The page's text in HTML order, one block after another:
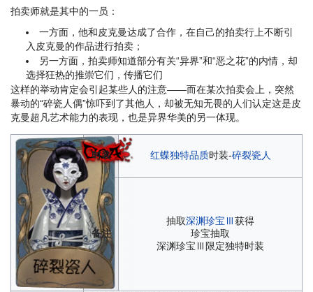
拍卖师就是其中的一员：
一方面，他和皮克曼达成了合作，在自己的拍卖行上不断引
入皮克曼的作品进行拍卖；
另一方面，拍卖师知道部分有关“异界”和“恶之花”的内情，却
选择狂热的推崇它们，传播它们
这样的举动肯定会引起某些人的注意——而在某次拍卖会上，突然
暴动的“碎瓷人偶”惊吓到了其他人，却被无知无畏的人们认定这是皮
克曼超凡艺术能力的表现，也是异界华美的另一体现。
时装 红蝶独特品质时装-碎裂瓷人
备注
抽取深渊珍宝Ⅲ获得
珍宝抽取
深渊珍宝Ⅲ限定独特时装